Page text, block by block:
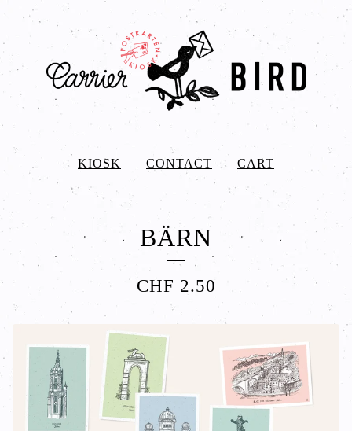
KIOSK CONTACT CART
BÄRN
CHF 2.50